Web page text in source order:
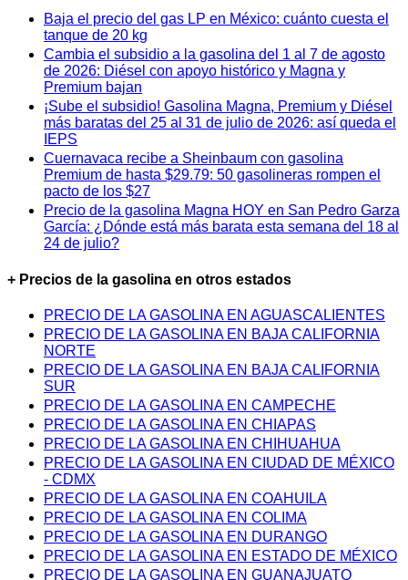
Baja el precio del gas LP en México: cuánto cuesta el
tanque de 20 kg
Cambia el subsidio a la gasolina del 1 al 7 de agosto
de 2026: Diésel con apoyo histórico y Magna y
Premium bajan
¡Sube el subsidio! Gasolina Magna, Premium y Diésel
más baratas del 25 al 31 de julio de 2026: así queda el
IEPS
Cuernavaca recibe a Sheinbaum con gasolina
Premium de hasta $29.79: 50 gasolineras rompen el
pacto de los $27
Precio de la gasolina Magna HOY en San Pedro Garza
García: ¿Dónde está más barata esta semana del 18 al
24 de julio?
+ Precios de la gasolina en otros estados
PRECIO DE LA GASOLINA EN AGUASCALIENTES
PRECIO DE LA GASOLINA EN BAJA CALIFORNIA
NORTE
PRECIO DE LA GASOLINA EN BAJA CALIFORNIA
SUR
PRECIO DE LA GASOLINA EN CAMPECHE
PRECIO DE LA GASOLINA EN CHIAPAS
PRECIO DE LA GASOLINA EN CHIHUAHUA
PRECIO DE LA GASOLINA EN CIUDAD DE MÉXICO
- CDMX
PRECIO DE LA GASOLINA EN COAHUILA
PRECIO DE LA GASOLINA EN COLIMA
PRECIO DE LA GASOLINA EN DURANGO
PRECIO DE LA GASOLINA EN ESTADO DE MÉXICO
PRECIO DE LA GASOLINA EN GUANAJUATO